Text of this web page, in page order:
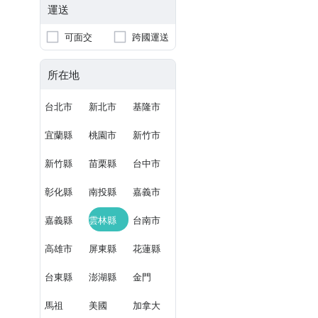
運送
可面交 跨國運送
所在地
台北市 新北市 基隆市
宜蘭縣 桃園市 新竹市
新竹縣 苗栗縣 台中市
彰化縣 南投縣 嘉義市
嘉義縣 雲林縣 台南市
高雄市 屏東縣 花蓮縣
台東縣 澎湖縣 金門
馬祖 美國 加拿大